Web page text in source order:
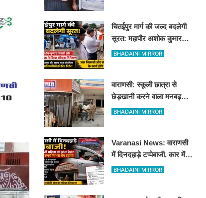
चितईपुर मार्ग की जल्द बदलेगी
सूरत: महापौर अशोक कुमार
तिवारी और नगर आयुक्त ने किया
BHADAINI MIRROR
वाराणसी: स्कूली छात्रा से
छेड़खानी करने वाला मनबढ़
गिरफ्तार, लंका पुलिस ने उतारी
BHADAINI MIRROR
Varanasi News: वाराणसी
में दिनदहाड़े टप्पेबाजी, कार में
बैठी महिला को झांसा देकर 5
BHADAINI MIRROR